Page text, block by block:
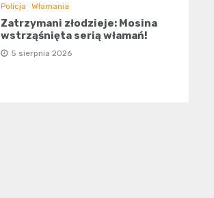
Policja Włamania
Zatrzymani złodzieje: Mosina
wstrząśnięta serią włamań!
5 sierpnia 2026